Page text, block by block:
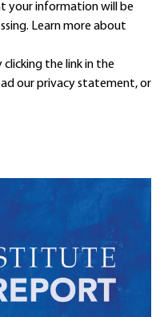
your information will be
Learn moreabout
clicking the link in the
ourprivacy statement, or